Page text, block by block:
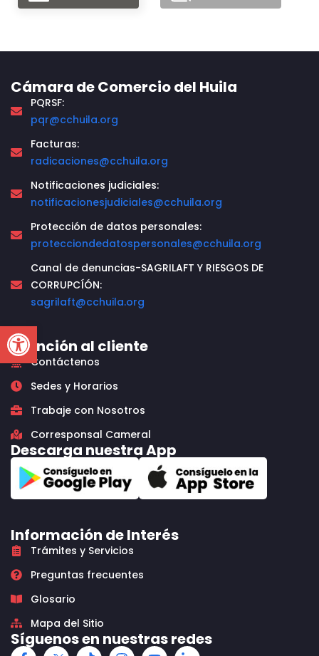
Open toolbar
Cámara de Comercio del Huila
PQRSF:
pqr@cchuila.org
Facturas:
radicaciones@cchuila.org
Notificaciones judiciales:
notificacionesjudiciales@cchuila.org
Protección de datos personales:
protecciondedatospersonales@cchuila.org
Canal de denuncias-SAGRILAFT Y RIESGOS DE
CORRUPCÍÓN:
sagrilaft@cchuila.org
Atención al cliente
Contáctenos
Sedes y Horarios
Trabaje con Nosotros
Corresponsal Cameral
Descarga nuestra App
Información de Interés
Trámites y Servicios
Preguntas frecuentes
Glosario
Mapa del Sitio
Síguenos en nuestras redes